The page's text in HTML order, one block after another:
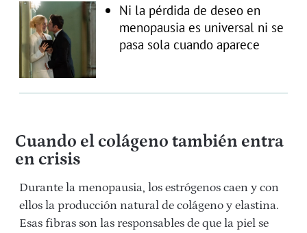
Ni la pérdida de deseo en
menopausia es universal ni se
pasa sola cuando aparece
Cuando el colágeno también entra
en crisis
Durante la menopausia, los estrógenos caen y con
ellos la producción natural de colágeno y elastina.
Esas fibras son las responsables de que la piel se